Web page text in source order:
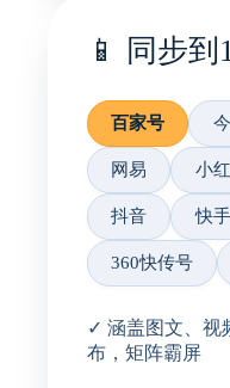
📱 同步
百家号
网易 小
抖音 快手
360快传号
✓ 涵盖图文、视
布，矩阵霸屏